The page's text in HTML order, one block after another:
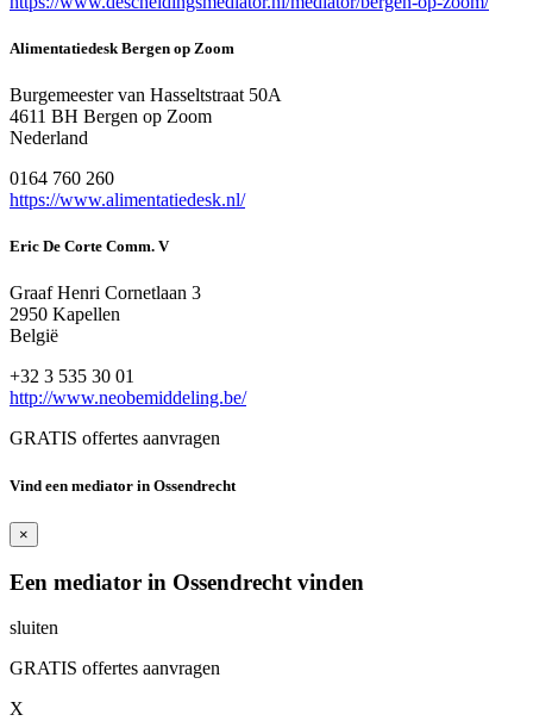
Alimentatiedesk Bergen op Zoom
Burgemeester van Hasseltstraat 50A
4611 BH Bergen op Zoom
Nederland
0164 760 260
https://www.alimentatiedesk.nl/
Eric De Corte Comm. V
Graaf Henri Cornetlaan 3
2950 Kapellen
België
+32 3 535 30 01
http://www.neobemiddeling.be/
GRATIS offertes aanvragen
Vind een mediator in Ossendrecht
×
Een mediator in Ossendrecht vinden
sluiten
GRATIS offertes aanvragen
X